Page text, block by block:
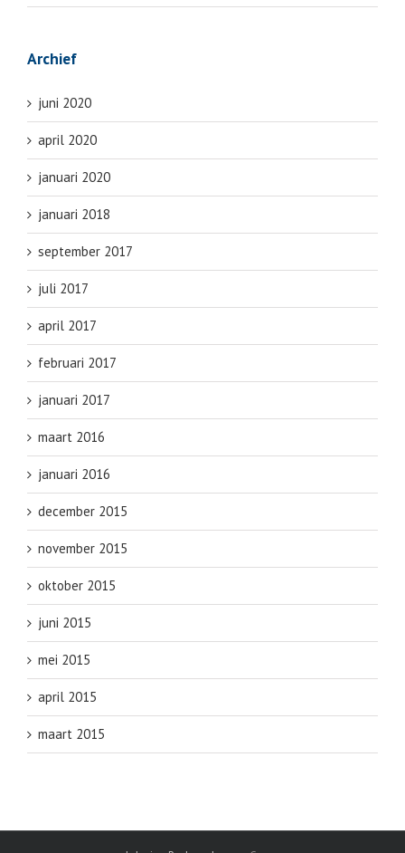
Archief
juni 2020
april 2020
januari 2020
januari 2018
september 2017
juli 2017
april 2017
februari 2017
januari 2017
maart 2016
januari 2016
december 2015
november 2015
oktober 2015
juni 2015
mei 2015
april 2015
maart 2015